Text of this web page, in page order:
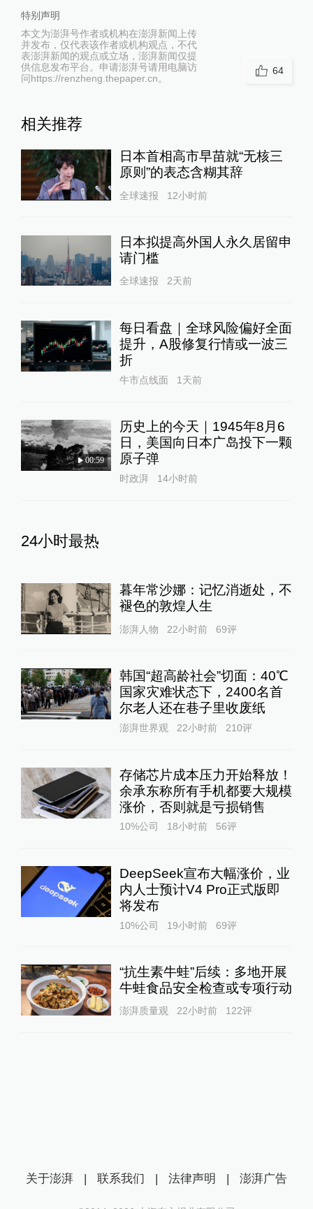
特别声明
本文为澎湃号作者或机构在澎湃新闻上传
并发布，仅代表该作者或机构观点，不代
表澎湃新闻的观点或立场，澎湃新闻仅提
供信息发布平台。申请澎湃号请用电脑访
问https://renzheng.thepaper.cn。
64
相关推荐
日本首相高市早苗就“无核三
原则”的表态含糊其辞
全球速报 12小时前
日本拟提高外国人永久居留申
请门槛
全球速报 2天前
每日看盘｜全球风险偏好全面
提升，A股修复行情或一波三
折
牛市点线面 1天前
00:59
历史上的今天｜1945年8月6
日，美国向日本广岛投下一颗
原子弹
时政湃 14小时前
24小时最热
暮年常沙娜：记忆消逝处，不
褪色的敦煌人生
澎湃人物 22小时前 69评
韩国“超高龄社会”切面：40℃
国家灾难状态下，2400名首
尔老人还在巷子里收废纸
澎湃世界观 22小时前 210评
存储芯片成本压力开始释放！
余承东称所有手机都要大规模
涨价，否则就是亏损销售
10%公司 18小时前 56评
DeepSeek宣布大幅涨价，业
内人士预计V4 Pro正式版即
将发布
10%公司 19小时前 69评
“抗生素牛蛙”后续：多地开展
牛蛙食品安全检查或专项行动
澎湃质量观 22小时前 122评
关于澎湃 | 联系我们 | 法律声明 | 澎湃广告